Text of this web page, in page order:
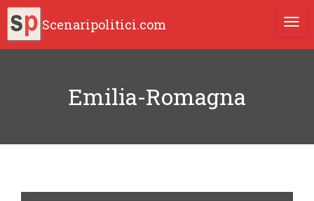
Scenaripolitici.com
Emilia-Romagna